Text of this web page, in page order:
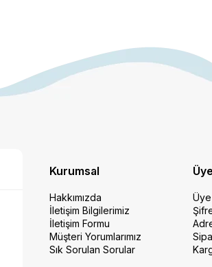
Kurumsal
Hakkımızda
İletişim Bilgilerimiz
İletişim Formu
Müşteri Yorumlarımız
Sık Sorulan Sorular